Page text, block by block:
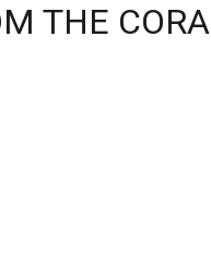
THE CORA